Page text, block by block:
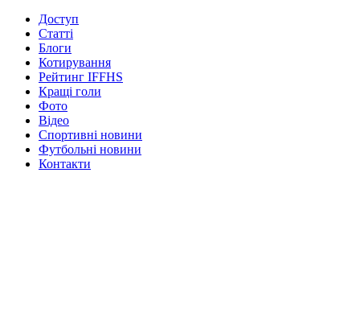
Доступ
Статті
Блоги
Котирування
Рейтинг IFFHS
Кращі голи
Фото
Відео
Спортивні новини
Футбольні новини
Контакти